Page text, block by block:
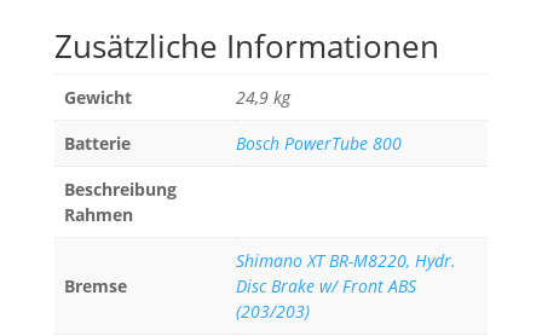
´n
´grey
Menge
Zusätzliche Informationen
Gewicht
24,9 kg
Batterie
Bosch PowerTube 800
Beschreibung
Rahmen
Bremse
Shimano XT BR-M8220, Hydr.
Disc Brake w/ Front ABS
(203/203)